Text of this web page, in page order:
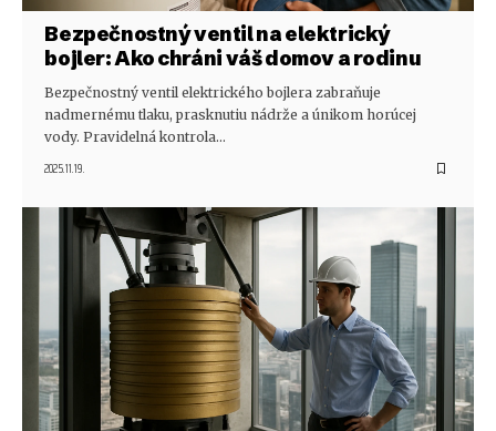
Bezpečnostný ventil na elektrický
bojler: Ako chráni váš domov a rodinu
Bezpečnostný ventil elektrického bojlera zabraňuje
nadmernému tlaku, prasknutiu nádrže a únikom horúcej
vody. Pravidelná kontrola…
2025.11.19.